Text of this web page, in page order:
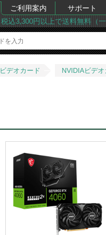
ご利用案内 サポート
税込3,300円以上で送料無料（
ビデオカード NVIDIAビデオ